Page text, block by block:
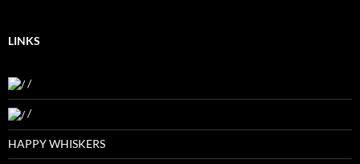
LINKS
/
/
HAPPY WHISKERS